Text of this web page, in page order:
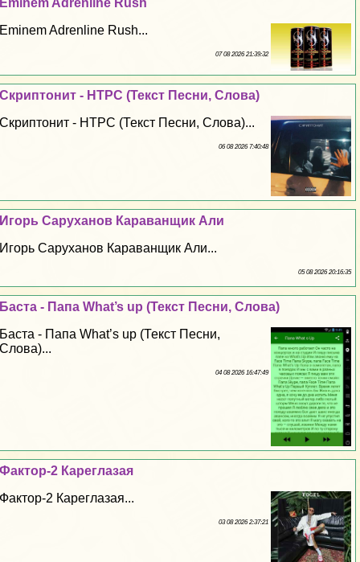
Eminem Adrenline Rush...
07 08 2026 21:39:32
Скриптонит - НТРС (Текст Песни, Слова)
Скриптонит - НТРС (Текст Песни, Слова)...
06 08 2026 7:40:48
Игорь Саруханов Караванщик Али
Игорь Саруханов Караванщик Али...
05 08 2026 20:16:35
Баста - Папа What’s up (Текст Песни, Слова)
Баста - Папа What’s up (Текст Песни,
Слова)...
04 08 2026 16:47:49
Фактор-2 Кареглазая
Фактор-2 Кареглазая...
03 08 2026 2:37:21